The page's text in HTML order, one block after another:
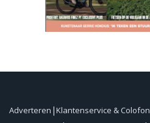
Adverteren Klantenservice & Colofon